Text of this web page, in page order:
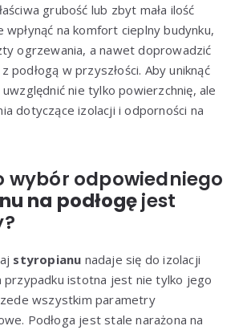
grubość lub zbyt mała ilość
wpłynąć na komfort cieplny budynku,
ogrzewania, a nawet doprowadzić
podłogą w przyszłości. Aby uniknąć
uwzględnić nie tylko powierzchnię, ale
dotyczące izolacji i odporności na
wybór odpowiedniego
na podłogęjest
styropianu nadaje się do izolacji
przypadku istotna jest nie tylko jego
wszystkim parametry
Podłoga jest stale narażona na